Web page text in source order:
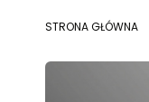
STRONA GŁÓWNA